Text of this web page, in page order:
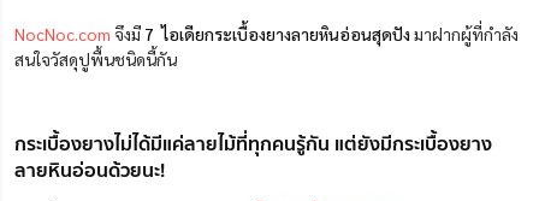
NocNoc.com จึงมี 7 ไอเดียกระเบื้องยางลายหินอ่อนสุดปัง มาฝากผู้ที่กำลัง
สนใจวัสดุปูพื้นชนิดนี้กัน
กระเบื้องยางไม่ได้มีแค่ลายไม้ที่ทุกคนรู้กัน แต่ยังมีกระเบื้องยาง
ลายหินอ่อนด้วยนะ!